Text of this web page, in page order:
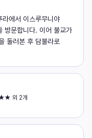
라에서 이스루무니야
방문합니다. 이어 불교가
둘러본 후 담불라로
외 2개